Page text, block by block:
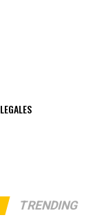
LEGALES
TRENDING